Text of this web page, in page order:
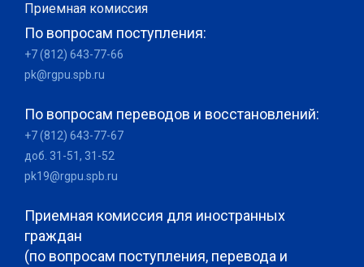
Приемная комиссия
По вопросам поступления:
+7 (812) 643-77-66
pk@rgpu.spb.ru
По вопросам переводов и восстановлений:
+7 (812) 643-77-67
доб. 31-51, 31-52
pk19@rgpu.spb.ru
Приемная комиссия для иностранных
граждан
(по вопросам поступления, перевода и